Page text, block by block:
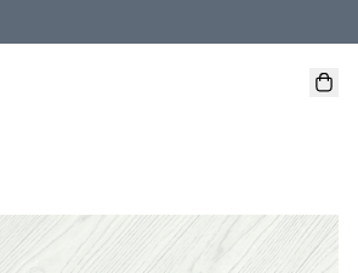
優惠！（適用於 本地送貨、本地取貨 )